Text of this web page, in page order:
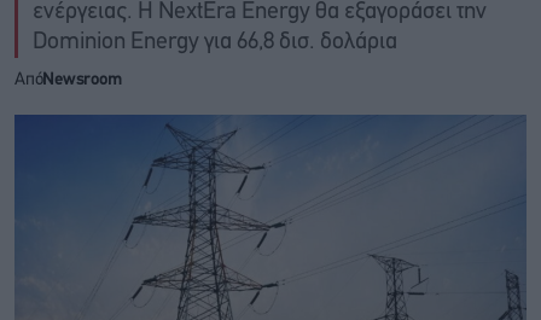
ενέργειας. Η NextEra Energy θα εξαγοράσει την
Dominion Energy για 66,8 δισ. δολάρια
ΑπόNewsroom